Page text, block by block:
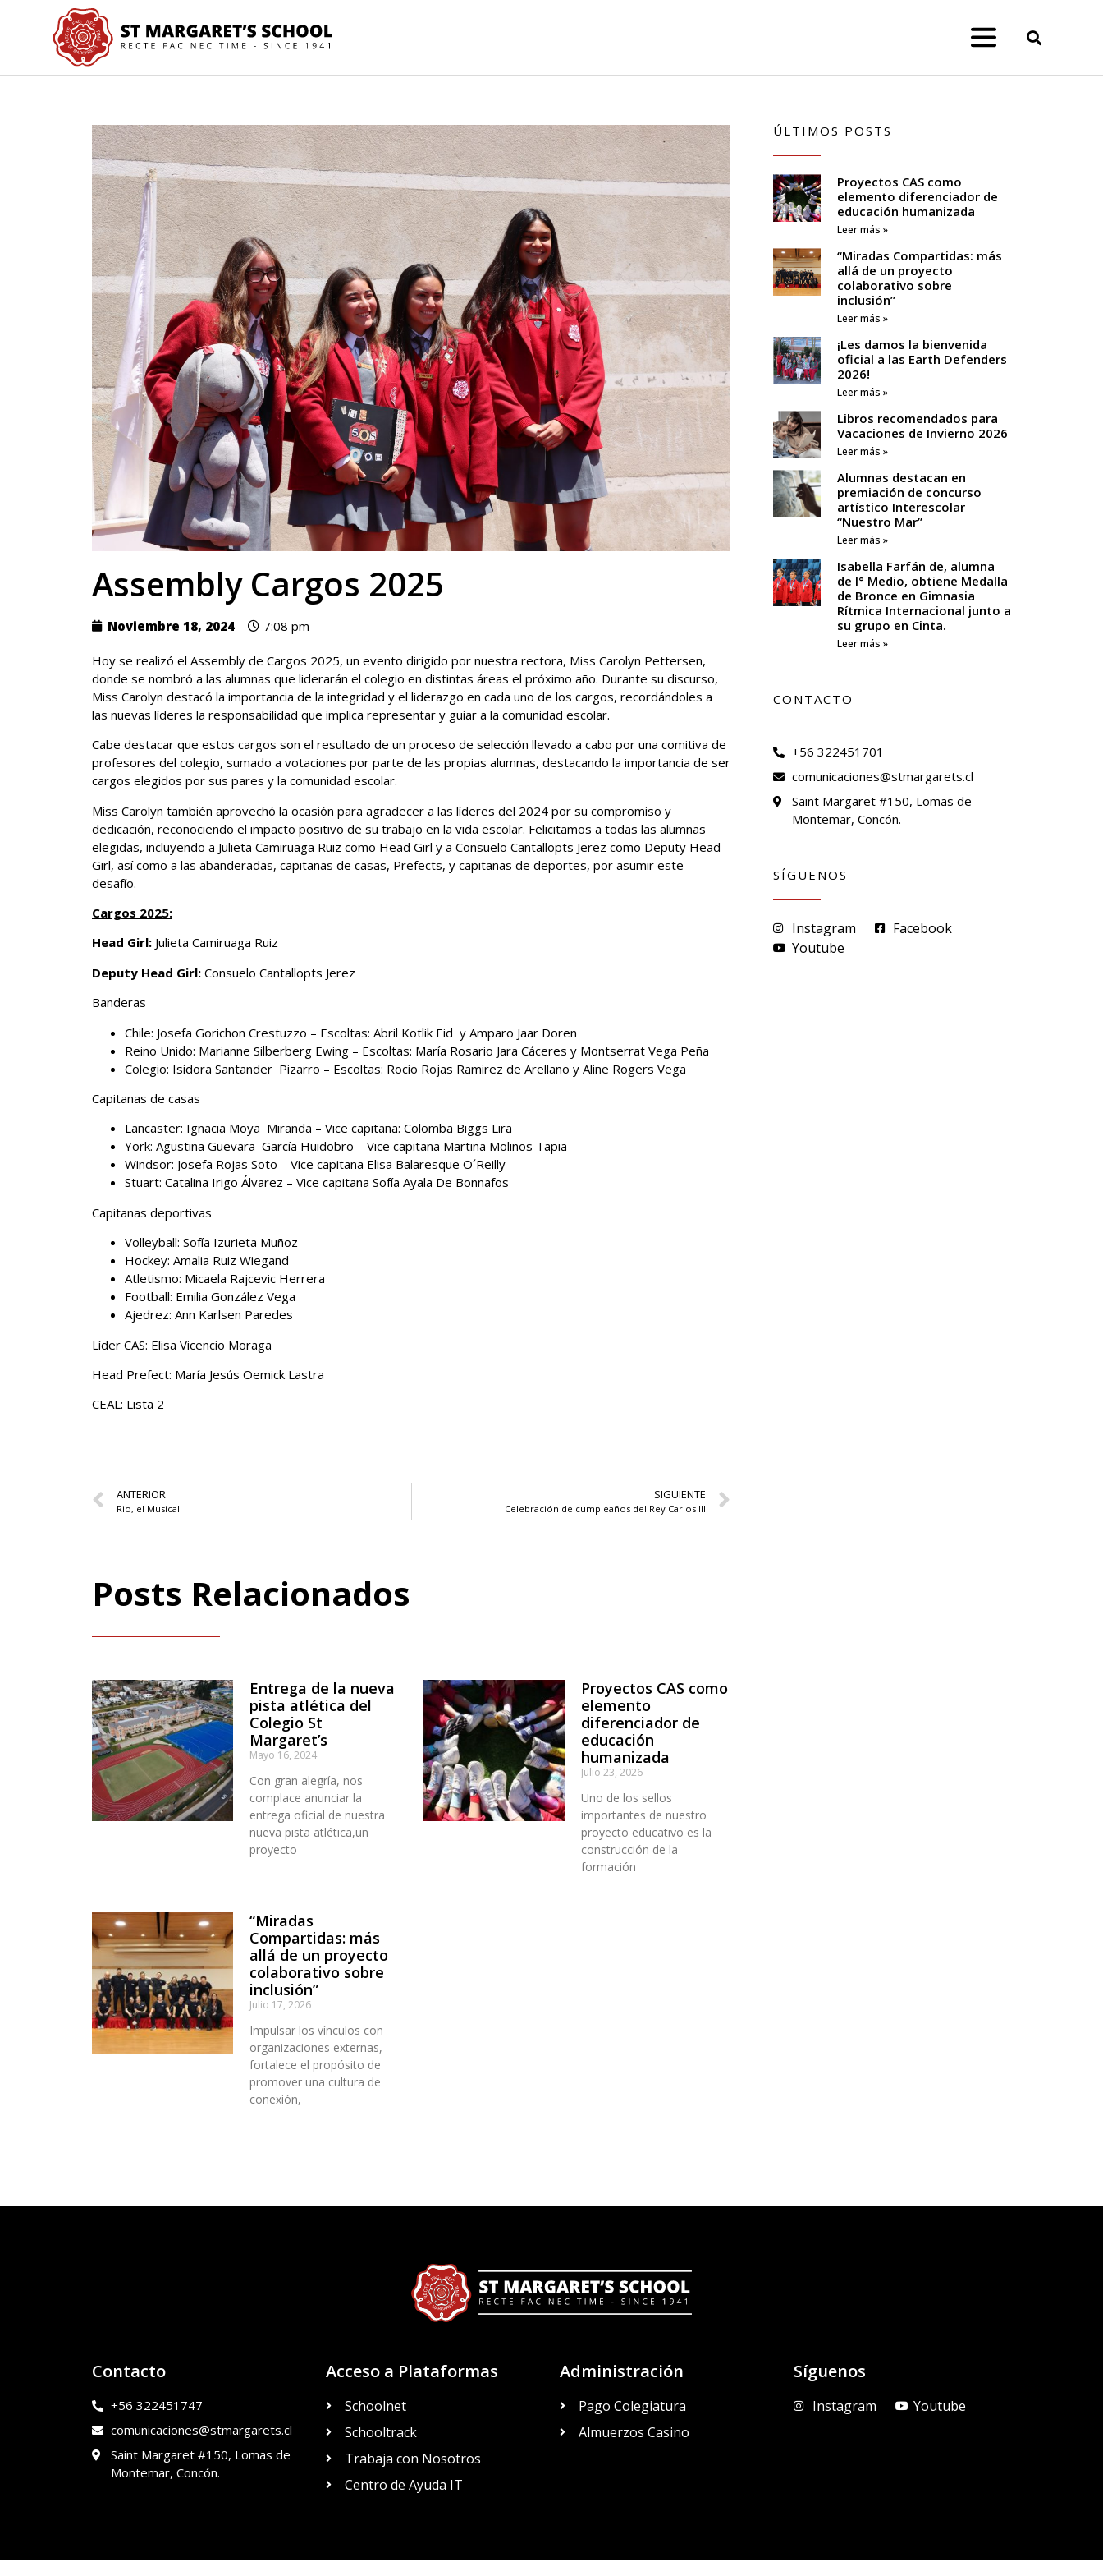
Assembly Cargos 2025
Noviembre 18, 2024 7:08 pm
Hoy se realizó el Assembly de Cargos 2025, un evento dirigido por nuestra rectora, Miss Carolyn Pettersen,
donde se nombró a las alumnas que liderarán el colegio en distintas áreas el próximo año. Durante su discurso,
Miss Carolyn destacó la importancia de la integridad y el liderazgo en cada uno de los cargos, recordándoles a
las nuevas líderes la responsabilidad que implica representar y guiar a la comunidad escolar.
Cabe destacar que estos cargos son el resultado de un proceso de selección llevado a cabo por una comitiva de
profesores del colegio, sumado a votaciones por parte de las propias alumnas, destacando la importancia de ser
cargos elegidos por sus pares y la comunidad escolar.
Miss Carolyn también aprovechó la ocasión para agradecer a las líderes del 2024 por su compromiso y
dedicación, reconociendo el impacto positivo de su trabajo en la vida escolar. Felicitamos a todas las alumnas
elegidas, incluyendo a Julieta Camiruaga Ruiz como Head Girl y a Consuelo Cantallopts Jerez como Deputy Head
Girl, así como a las abanderadas, capitanas de casas, Prefects, y capitanas de deportes, por asumir este
desafío.
Cargos 2025:
Head Girl: Julieta Camiruaga Ruiz
Deputy Head Girl: Consuelo Cantallopts Jerez
Banderas
Chile: Josefa Gorichon Crestuzzo – Escoltas: Abril Kotlik Eid y Amparo Jaar Doren
Reino Unido: Marianne Silberberg Ewing – Escoltas: María Rosario Jara Cáceres y Montserrat Vega Peña
Colegio: Isidora Santander Pizarro – Escoltas: Rocío Rojas Ramirez de Arellano y Aline Rogers Vega
Capitanas de casas
Lancaster: Ignacia Moya Miranda – Vice capitana: Colomba Biggs Lira
York: Agustina Guevara García Huidobro – Vice capitana Martina Molinos Tapia
Windsor: Josefa Rojas Soto – Vice capitana Elisa Balaresque O´Reilly
Stuart: Catalina Irigo Álvarez – Vice capitana Sofía Ayala De Bonnafos
Capitanas deportivas
Volleyball: Sofía Izurieta Muñoz
Hockey: Amalia Ruiz Wiegand
Atletismo: Micaela Rajcevic Herrera
Football: Emilia González Vega
Ajedrez: Ann Karlsen Paredes
Líder CAS: Elisa Vicencio Moraga
Head Prefect: María Jesús Oemick Lastra
CEAL: Lista 2
ANTERIOR
Rio, el Musical
SIGUIENTE
Celebración de cumpleaños del Rey Carlos III
Posts Relacionados
Entrega de la nueva
pista atlética del
Colegio St
Margaret’s
Mayo 16, 2024
Con gran alegría, nos
complace anunciar la
entrega oficial de nuestra
nueva pista atlética,un
proyecto
Proyectos CAS como
elemento
diferenciador de
educación
humanizada
Julio 23, 2026
Uno de los sellos
importantes de nuestro
proyecto educativo es la
construcción de la
formación
“Miradas
Compartidas: más
allá de un proyecto
colaborativo sobre
inclusión”
Julio 17, 2026
Impulsar los vínculos con
organizaciones externas,
fortalece el propósito de
promover una cultura de
conexión,
ÚLTIMOS POSTS
Proyectos CAS como
elemento diferenciador de
educación humanizada
Leer más »
“Miradas Compartidas: más
allá de un proyecto
colaborativo sobre
inclusión”
Leer más »
¡Les damos la bienvenida
oficial a las Earth Defenders
2026!
Leer más »
Libros recomendados para
Vacaciones de Invierno 2026
Leer más »
Alumnas destacan en
premiación de concurso
artístico Interescolar
“Nuestro Mar”
Leer más »
Isabella Farfán de, alumna
de I° Medio, obtiene Medalla
de Bronce en Gimnasia
Rítmica Internacional junto a
su grupo en Cinta.
Leer más »
CONTACTO
+56 322451701
comunicaciones@stmargarets.cl
Saint Margaret #150, Lomas de
Montemar, Concón.
SÍGUENOS
Instagram
Facebook
Youtube
Contacto
+56 322451747
comunicaciones@stmargarets.cl
Saint Margaret #150, Lomas de
Montemar, Concón.
Acceso a Plataformas
Schoolnet
Schooltrack
Trabaja con Nosotros
Centro de Ayuda IT
Administración
Pago Colegiatura
Almuerzos Casino
Síguenos
Instagram Youtube